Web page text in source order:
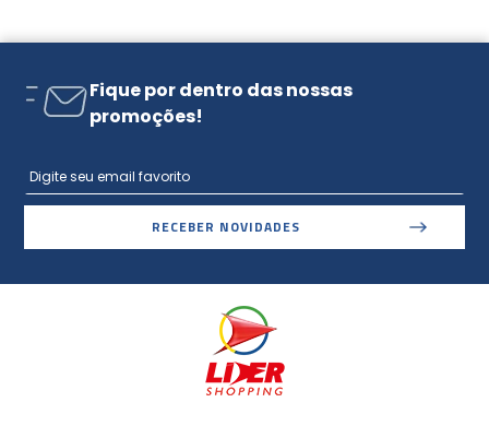
Fique por dentro das nossas
promoções!
RECEBER NOVIDADES